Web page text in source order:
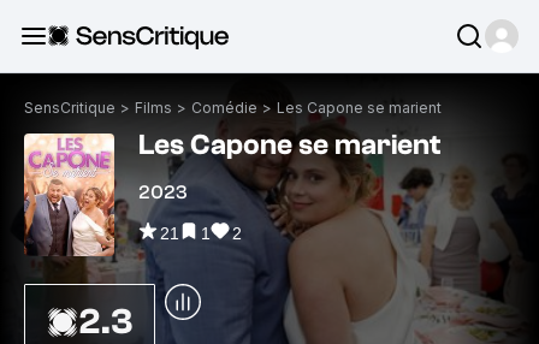
SensCritique > Films > Comédie > Les Capone se marient
Les Capone se marient
2023
21 1 2
2.3